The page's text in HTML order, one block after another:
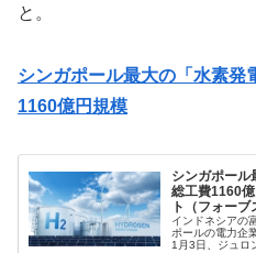
と。
シンガポール最大の「水素発
1160億円規模
シンガポール
総工費1160
ト（フォーブ
インドネシアの
ポールの電力企
1月3日、ジュロ